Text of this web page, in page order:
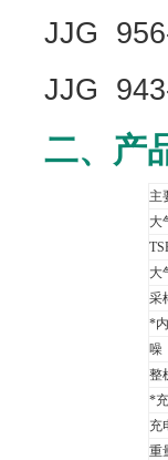
JJG
JJG
二、产
主
大
大
采
*
噪
整
*
充
重